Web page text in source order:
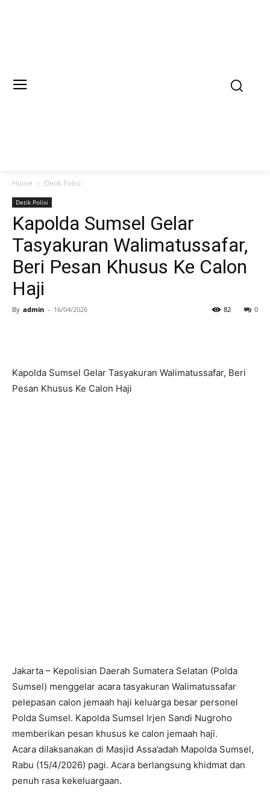
Home Detik Polisi
Detik Polisi
Kapolda Sumsel Gelar
Tasyakuran Walimatussafar,
Beri Pesan Khusus Ke Calon
Haji
By admin - 16/04/2026 0
82
Kapolda Sumsel Gelar Tasyakuran Walimatussafar, Beri
Pesan Khusus Ke Calon Haji
Jakarta – Kepolisian Daerah Sumatera Selatan (Polda
Sumsel) menggelar acara tasyakuran Walimatussafar
pelepasan calon jemaah haji keluarga besar personel
Polda Sumsel. Kapolda Sumsel Irjen Sandi Nugroho
memberikan pesan khusus ke calon jemaah haji.
Acara dilaksanakan di Masjid Assa’adah Mapolda Sumsel,
Rabu (15/4/2026) pagi. Acara berlangsung khidmat dan
penuh rasa kekeluargaan.